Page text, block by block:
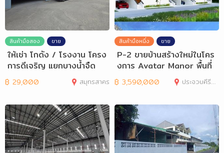
สินค้ามือสอง ขาย
ให้เช่า โกดัง / โรงงาน โครง
การดีเจริญ แยกบางน้ำจืด
฿ 29,000 สมุทรสาคร
สินค้ามือหนึ่ง ขาย
P-2 ขายบ้านสร้างใหม่ในโคร
งการ Avatar Manor พื้นที่
อ.หัวหิน
฿ 3,590,000 ประจวบคีรีขันธ์